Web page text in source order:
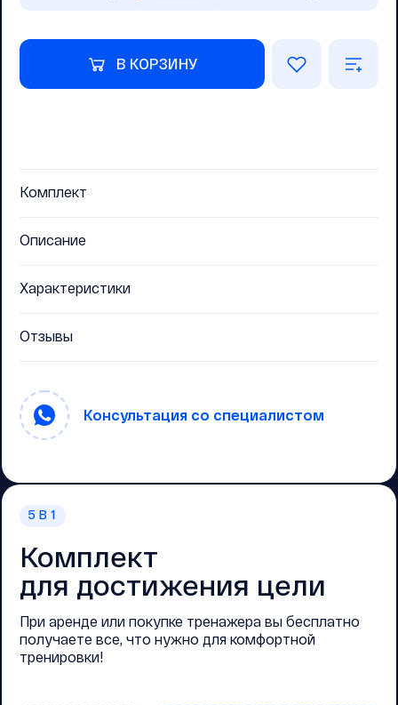
5 В 1
Комплект
для достижения цели
При аренде или покупке тренажера вы бесплатно
получаете все, что нужно для комфортной
тренировки!
В КОРЗИНУ
Комплект
Описание
Характеристики
Отзывы
Консультация со специалистом